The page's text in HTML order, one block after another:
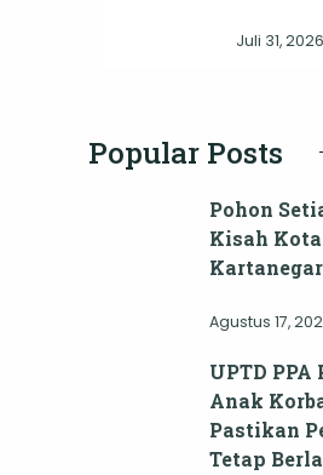
Juli 31, 2026
Popular Posts
Pohon
Kisah
Agustus 17,
UPTD
Anak
Pastikan
Tetap